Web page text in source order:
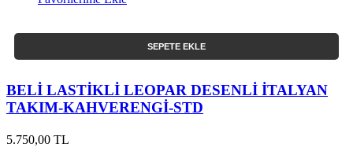
SEPETE EKLE
BELİ LASTİKLİ LEOPAR DESENLİ İTALYAN
TAKIM-KAHVERENGİ-STD
5.750,00 TL